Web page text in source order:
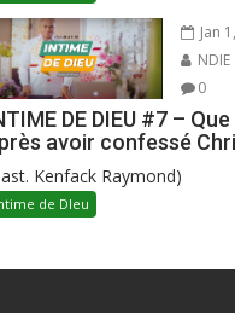
Jan
NDIE
0
DE DIEU #7 –
avoir confessé
Kenfack Raymond)
de DIeu